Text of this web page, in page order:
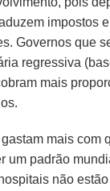
impostos
Governos que
regressiva
mais
mais com
um padrão
não